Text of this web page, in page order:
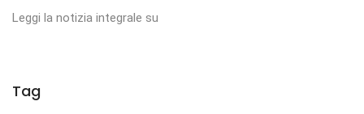
Leggi la notizia integrale su
Tag